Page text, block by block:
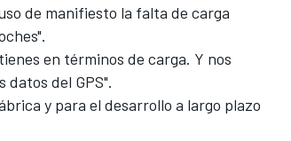
de manifiesto la falta de carga
en términos de carga. Y nos
del GPS".
y para el desarrollo a largo plazo